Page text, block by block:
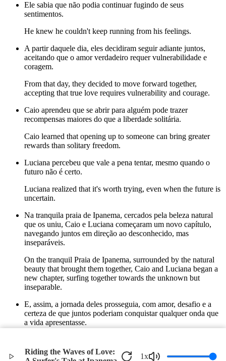
Riding the Waves of Love:
1x
Ele sabia que não podia continuar fugindo de seus
sentimentos.
He knew he couldn't keep running from his feelings.
A partir daquele dia, eles decidiram seguir adiante juntos,
aceitando que o amor verdadeiro requer vulnerabilidade e
coragem.
From that day, they decided to move forward together,
accepting that true love requires vulnerability and courage.
Caio aprendeu que se abrir para alguém pode trazer
recompensas maiores do que a liberdade solitária.
Caio learned that opening up to someone can bring greater
rewards than solitary freedom.
Luciana percebeu que vale a pena tentar, mesmo quando o
futuro não é certo.
Luciana realized that it's worth trying, even when the future is
uncertain.
Na tranquila praia de Ipanema, cercados pela beleza natural
que os uniu, Caio e Luciana começaram um novo capítulo,
navegando juntos em direção ao desconhecido, mas
inseparáveis.
On the tranquil Praia de Ipanema, surrounded by the natural
beauty that brought them together, Caio and Luciana began a
new chapter, surfing together towards the unknown but
inseparable.
E, assim, a jornada deles prosseguia, com amor, desafio e a
certeza de que juntos poderiam conquistar qualquer onda que
a vida apresentasse.
certainty that together they could conquer any wave life
presented.